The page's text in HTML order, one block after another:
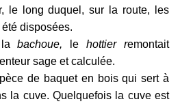
le long duquel, sur la route, les
disposées.
labachoue, lehottier remontait
sage et calculée.
de baquet en bois qui sert à
la cuve. Quelquefois la cuve est